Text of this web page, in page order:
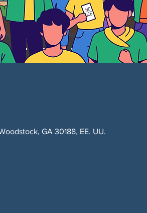
GA 30188, EE. UU.